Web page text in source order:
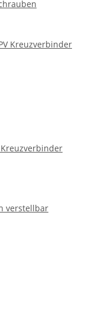
Kreuzverbinder